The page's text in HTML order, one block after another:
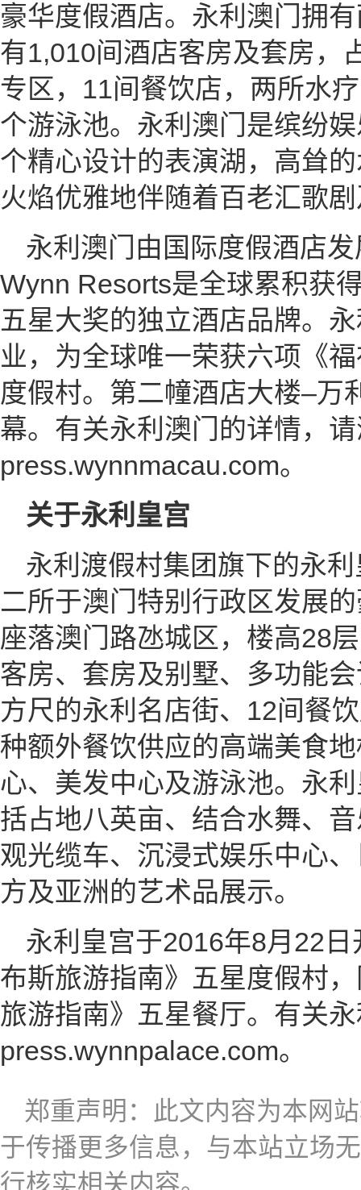
豪华度假酒店。永利澳门拥
有1,010间酒店客房及套房，
专区，11间餐饮店，两所水
个游泳池。永利澳门是缤纷
个精心设计的表演湖，高耸
火焰优雅地伴随着百老汇歌
永利澳门由国际度假酒店
Wynn Resorts是全球累积获
五星大奖的独立酒店品牌。
业，为全球唯一荣获六项《
度假村。第二幢酒店大楼–万
幕。有关永利澳门的详情，
press.wynnmacau.com。
关于永利皇宫
永利渡假村集团旗下的永
二所于澳门特别行政区发展
座落澳门路氹城区，楼高28
客房、套房及别墅、多功能
方尺的永利名店街、12间餐
种额外餐饮供应的高端美食
心、美发中心及游泳池。永
括占地八英亩、结合水舞、
观光缆车、沉浸式娱乐中心
方及亚洲的艺术品展示。
永利皇宫于2016年8月22
布斯旅游指南》五星度假村
旅游指南》五星餐厅。有关
press.wynnpalace.com。
郑重声明：此文内容为本网
于传播更多信息，与本站立场
行核实相关内容。